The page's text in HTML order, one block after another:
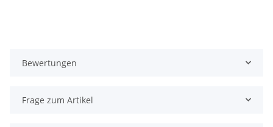
Bewertungen
Frage zum Artikel